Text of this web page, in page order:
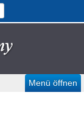
Menü öffnen